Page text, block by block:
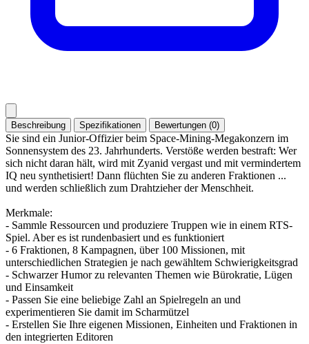
Beschreibung Spezifikationen Bewertungen (0)
Sie sind ein Junior-Offizier beim Space-Mining-Megakonzern im
Sonnensystem des 23. Jahrhunderts. Verstöße werden bestraft: Wer
sich nicht daran hält, wird mit Zyanid vergast und mit vermindertem
IQ neu synthetisiert! Dann flüchten Sie zu anderen Fraktionen ...
und werden schließlich zum Drahtzieher der Menschheit.
Merkmale:
- Sammle Ressourcen und produziere Truppen wie in einem RTS-
Spiel. Aber es ist rundenbasiert und es funktioniert
- 6 Fraktionen, 8 Kampagnen, über 100 Missionen, mit
unterschiedlichen Strategien je nach gewähltem Schwierigkeitsgrad
- Schwarzer Humor zu relevanten Themen wie Bürokratie, Lügen
und Einsamkeit
- Passen Sie eine beliebige Zahl an Spielregeln an und
experimentieren Sie damit im Scharmützel
- Erstellen Sie Ihre eigenen Missionen, Einheiten und Fraktionen in
den integrierten Editoren